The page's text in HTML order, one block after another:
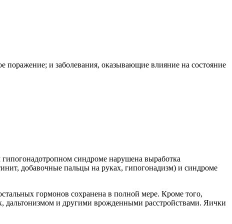
и заболевания, оказывающие влияние на состояние
синдроме нарушена выработка
добавочные пальцы на руках, гипогонадизм) и синдроме
гормонов сохранена в полной мере. Кроме того,
дальтонизмом и другими врожденными расстройствами. Яички